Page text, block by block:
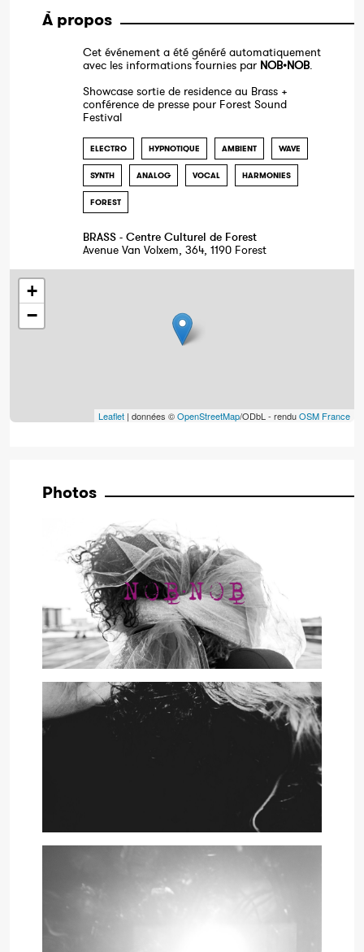
À propos
Cet événement a été généré automatiquement
avec les informations fournies par NOB•NOB.
Showcase sortie de residence au Brass +
conférence de presse pour Forest Sound
Festival
ELECTRO HYPNOTIQUE AMBIENT WAVE
SYNTH ANALOG VOCAL HARMONIES
FOREST
BRASS - Centre Culturel de Forest
Avenue Van Volxem, 364, 1190 Forest
+
−
Leaflet | données ©OpenStreetMap/ODbL - renduOSM France
Photos